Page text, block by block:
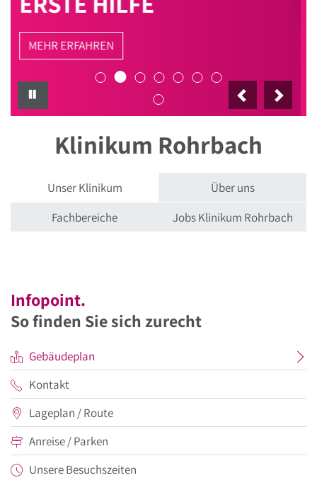
VERGLEICH
MEHR ERFAHREN
Klinikum Rohrbach
Unser Klinikum
Fachbereiche
Über uns
Jobs Klinikum Rohrbach
Infopoint.
So finden Sie sich zurecht
Gebäudeplan
Kontakt
Lageplan / Route
Anreise / Parken
Unsere Besuchszeiten